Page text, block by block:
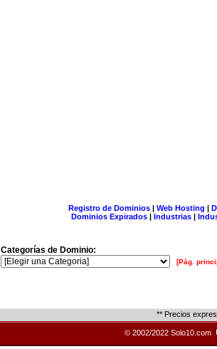
Registro de Dominios| Web Hosting |
Dominios Expirados | Industrias |
Categorías de Dominio:
[Pág.
** Precios
© 2002/2022 Solo10.com